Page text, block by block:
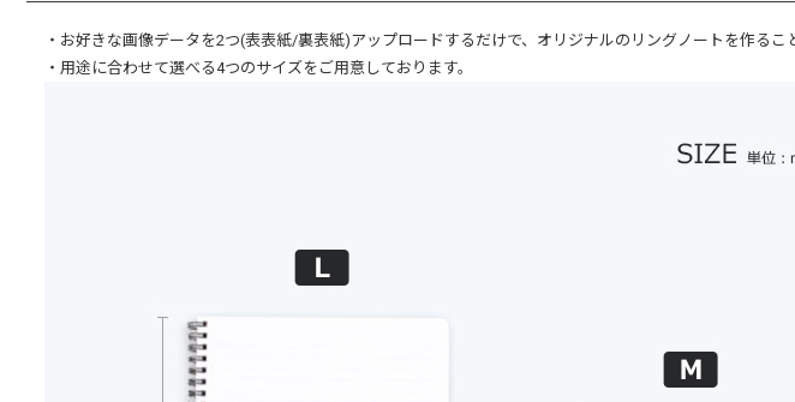
・お好きな画像データを2つ(表表紙/裏表紙)アップロードするだけで、オリジナルのリングノートを作るこ
・用途に合わせて選べる4つのサイズをご用意しております。